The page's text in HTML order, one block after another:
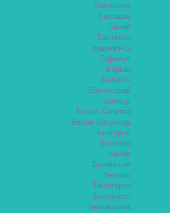
Балашиха
Балашов
Балей
Балтийск
Барабинск
Барнаул
Барыш
Батайск
Бахчисарай
Бежецк
Белая Калитва
Белая Холуница
Белгород
Белебей
Белёв
Белинский
Белово
Белогорск
Белозерск
Белокуриха